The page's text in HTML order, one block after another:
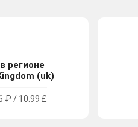
регионе
(uk)
₽ / 10.99 £